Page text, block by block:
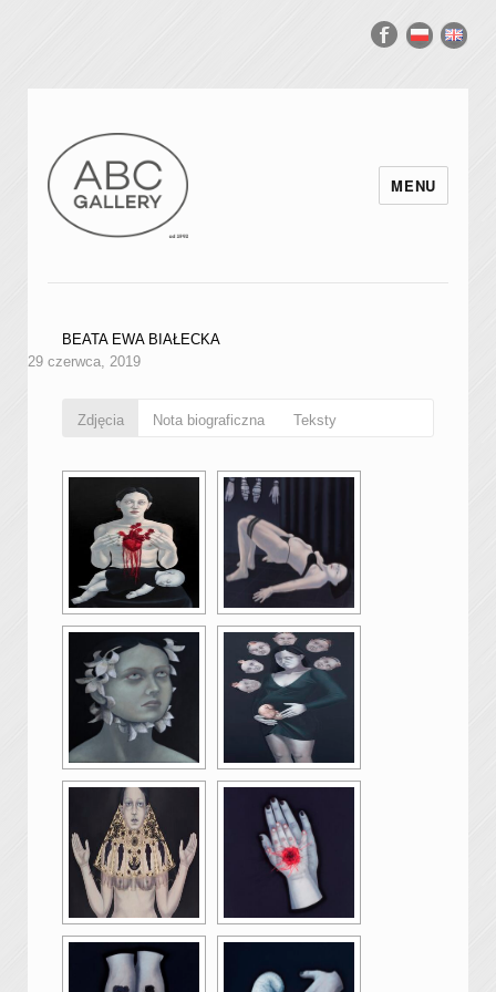
MENU
BEATA EWA BIAŁECKA
29 czerwca, 2019
Zdjęcia Nota biograficzna Teksty